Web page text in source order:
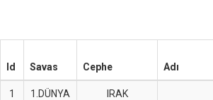
Id Savas Cephe Adı
1 1.DÜNYA IRAK